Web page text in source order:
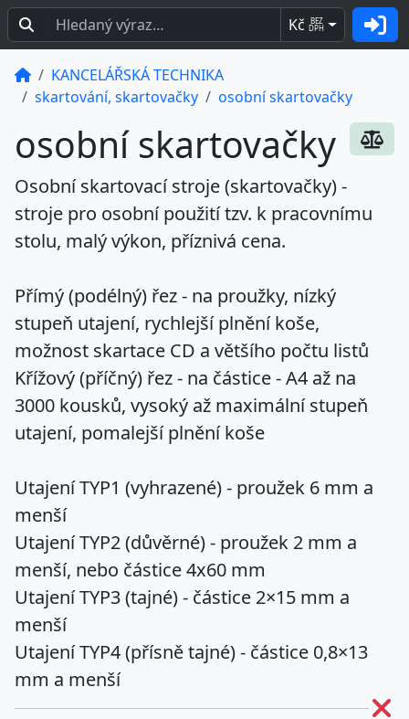
Kč BEZ
DPH
KANCELÁŘSKÁ TECHNIKA
skartování, skartovačky
osobní skartovačky
osobní skartovačky
Osobní skartovací stroje(skartovačky) -
stroje pro osobní použití tzv. k pracovnímu
stolu, malý výkon, příznivá cena.
Přímý (podélný) řez- na proužky, nízký
stupeň utajení, rychlejší plnění koše,
možnost skartace CD a většího počtu listů
Křížový (příčný) řez- na částice - A4 až na
3000 kousků, vysoký až maximální stupeň
utajení, pomalejší plnění koše
Utajení TYP1 (vyhrazené) - proužek 6 mm a
menší
Utajení TYP2(důvěrné) - proužek 2 mm a
menší, nebo částice 4x60 mm
Utajení TYP3(tajné) - částice 2×15 mm a
menší
Utajení TYP4(přísně tajné) - částice 0,8×13
mm a menší